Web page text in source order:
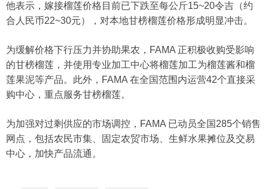
他表示，嫁接榴莲价格目前已下跌至每公斤15~20令吉（约
合人民币22~30元），对本地甘榜榴莲价格形成明显冲击。
为缓解价格下行压力并协助果农，FAMA 正积极收购受影响
的甘榜榴莲，并使用专业加工中心将榴莲加工为榴莲酱和榴
莲果泥等产品。此外，FAMA 在全国范围内运营42个直接采
购中心，重点服务甘榜榴莲。
为加强对过剩供应的市场调控，FAMA 已动员全国285个销售
网点，包括农民市集、固定农贸市场、生鲜水果摊位及交易
中心，加快产品流通。